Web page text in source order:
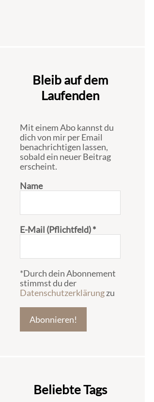
Bleib auf dem
Laufenden
Mit einem Abo kannst du
dich von mir per Email
benachrichtigen lassen,
sobald ein neuer Beitrag
erscheint.
Name
E-Mail (Pflichtfeld)*
*Durch dein Abonnement
stimmst du der
Datenschutzerklärungzu
Beliebte Tags